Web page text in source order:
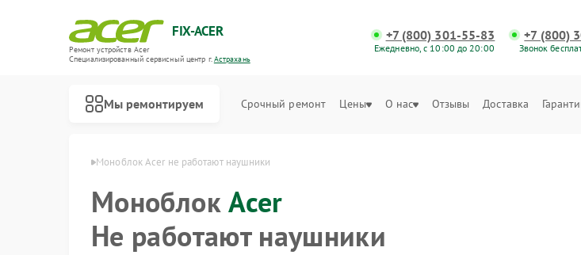
FIX-ACER
Ремонт устройств Acer
Специализированный cервисный центр г.Астрахань
+7 (800) 301-55-83
Ежедневно, с 10:00 до 20:00
+7 (800)
Звонок
Мы ремонтируем Срочный ремонт Цены О нас Отзывы Доставка
Acer в Астрахани Моноблок Acer не работают наушники
МоноблокAcer
Не работают наушники